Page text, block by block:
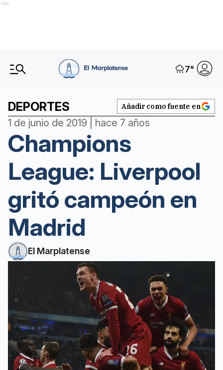
Ads
7°
DEPORTES Añadir como fuente en
1 de junio de 2019 | hace 7 años
Champions
League: Liverpool
gritó campeón en
Madrid
El Marplatense